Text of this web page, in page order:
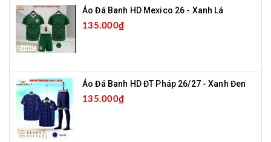
Áo Đá Banh HD Mexico 26 - Xanh Lá
135.000₫
Áo Đá Banh HD ĐT Pháp 26/27 - Xanh Đen
135.000₫